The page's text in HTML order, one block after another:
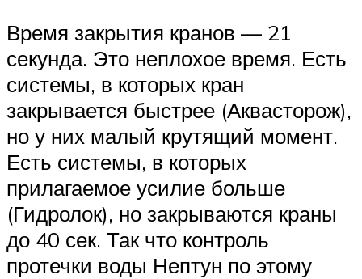
Время закрытия кранов — 21
секунда. Это неплохое время. Есть
системы, в которых кран
закрывается быстрее (Аквасторож),
но у них малый крутящий момент.
Есть системы, в которых
прилагаемое усилие больше
(Гидролок), но закрываются краны
до 40 сек. Так что контроль
протечки воды Нептун по этому